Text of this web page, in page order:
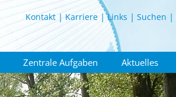
Kontakt Karriere Links Suchen
Zentrale Aufgaben Aktuelles